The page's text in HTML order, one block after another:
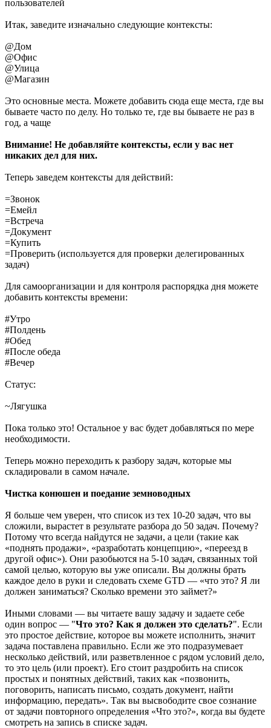
пользователей
Итак, заведите изначально следующие контексты:
@Дом
@Офис
@Улица
@Магазин
Это основные места. Можете добавить сюда еще места, где вы
бываете часто по делу. Но только те, где вы бываете не раз в
год, а чаще
Внимание! Не добавляйте контексты, если у вас нет
никаких дел для них.
Теперь заведем контексты для действий:
=Звонок
=Емейл
=Встреча
=Документ
=Купить
=Проверить (используется для проверки делегированных
задач)
Для самоорганизации и для контроля распорядка дня можете
добавить контексты времени:
#Утро
#Полдень
#Обед
#После обеда
#Вечер
Статус:
~Лягушка
Пока только это! Остальное у вас будет добавляться по мере
необходимости.
Теперь можно переходить к разбору задач, которые мы
складировали в самом начале.
Чистка конюшен и поедание земноводных
Я больше чем уверен, что список из тех 10-20 задач, что вы
сложили, вырастет в результате разбора до 50 задач. Почему?
Потому что всегда найдутся не задачи, а цели (такие как
«поднять продажи», «разработать концепцию», «переезд в
другой офис»). Они разобьются на 5-10 задач, связанных той
самой целью, которую вы уже описали. Вы должны брать
каждое дело в руки и следовать схеме GTD — «что это? Я ли
должен заниматься? Сколько времени это займет?»
Иными словами — вы читаете вашу задачу и задаете себе
один вопрос — "Что это? Как я должен это сделать?". Если
это простое действие, которое вы можете исполнить, значит
задача поставлена правильно. Если же это подразумевает
несколько действий, или разветвленное с рядом условий дело,
то это цель (или проект). Его стоит раздробить на список
простых и понятных действий, таких как «позвонить,
поговорить, написать письмо, создать документ, найти
информацию, передать». Так вы высвободите свое сознание
от задачи повторного определения «Что это?», когда вы будете
смотреть на запись в списке задач.